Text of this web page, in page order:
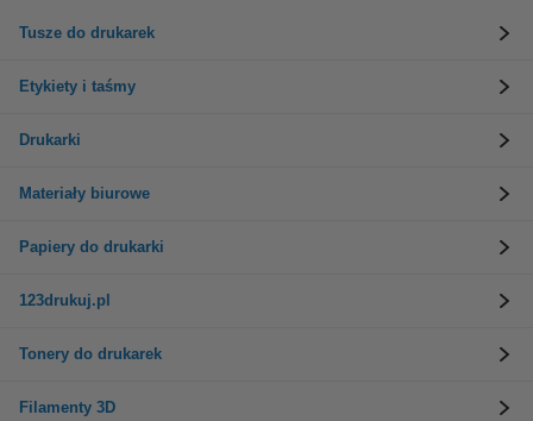
Tusze do drukarek
Etykiety i taśmy
Drukarki
Materiały biurowe
Papiery do drukarki
123drukuj.pl
Tonery do drukarek
Filamenty 3D